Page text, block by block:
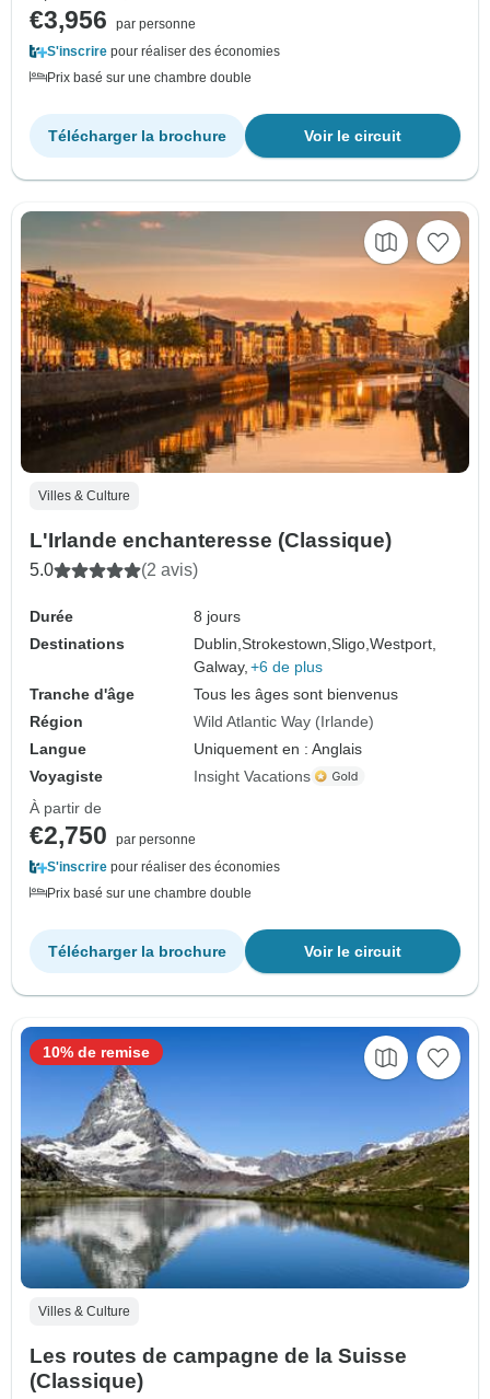
€3,956
par personne
S'inscrire pour réaliser des économies
Prix basé sur une chambre double
Voir le circuit
Télécharger la brochure
Villes & Culture
L'Irlande enchanteresse (Classique)
5.0 (2 avis)
Durée
8 jours
Destinations
Dublin,Strokestown,Sligo,Westport,
Galway, +6 de plus
Tranche d'âge
Tous les âges sont bienvenus
Région
Wild Atlantic Way (Irlande)
Langue
Uniquement en : Anglais
Voyagiste
Insight Vacations
À partir de
€2,750
par personne
S'inscrire pour réaliser des économies
Prix basé sur une chambre double
Voir le circuit
Télécharger la brochure
Villes & Culture
Les routes de campagne de la Suisse
(Classique)
10% de remise